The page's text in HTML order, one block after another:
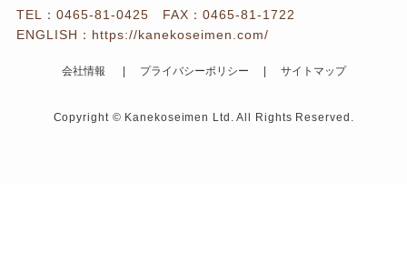
TEL： 0465-81-0425 FAX：0465-81-1722
ENGLISH： https://kanekoseimen.com/
会社情報 プライバシーポリシー サイトマップ
Copyright © Kanekoseimen Ltd. All Rights Reserved.